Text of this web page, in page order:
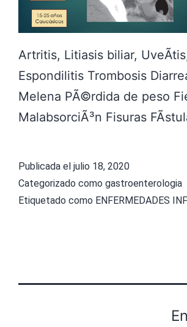
Artritis, Litiasis biliar,
Espondilitis Trombosis
Melena PÃ©rdida de peso
MalabsorciÃ³n Fisuras
Publicada el julio 18, 2020
Categorizado como gastroenterologia
Etiquetado como ENFERMEDADES